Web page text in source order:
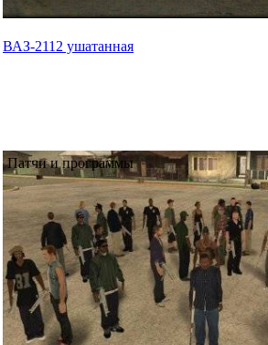
ВАЗ-2112 ушатанная
Патчи и программы